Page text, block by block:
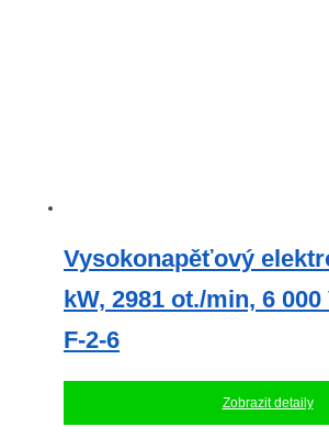
Vysokonapěťový
kW, 2981 ot./min, 6 000
F-2-6
Zobrazit detaily